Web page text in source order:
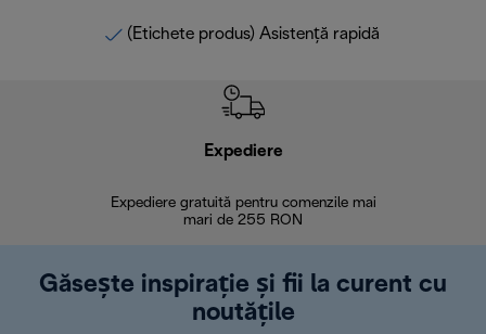
(Etichete produs) Asistență rapidă
Expediere
Expediere gratuită pentru comenzile mai
mari de 255 RON
Găsește inspirație și fii la curent cu
noutățile